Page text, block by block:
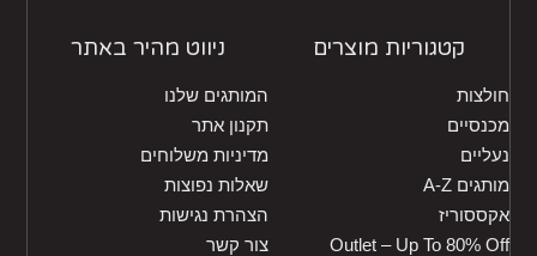
קטגוריות מוצרים
חולצות
מכנסיים
נעליים
מותגים A-Z
אקססוריז
Outlet – Up To 80% Off
ניווט מהיר באתר
המותגים שלנו
תקנון אתר
מדיניות משלוחים
שאלות נפוצות
הצהרת נגישות
צור קשר